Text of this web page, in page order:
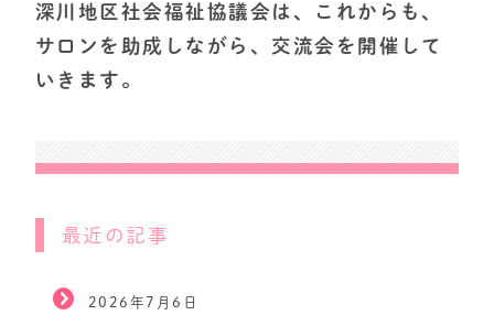
深川地区社会福祉協議会は、これからも、
サロンを助成しながら、交流会を開催して
いきます。
最近の記事
2026年7月6日